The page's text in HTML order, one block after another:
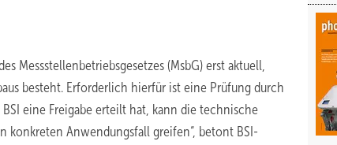
Messstellenbetriebsgesetzes (MsbG) erst aktuell,
besteht. Erforderlich hierfür ist eine Prüfung durch
eine Freigabe erteilt hat, kann die technische
Anwendungsfall greifen“, betont BSI-